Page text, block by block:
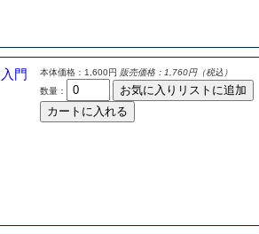
門
本体価格：1,600円 販売価格：1,760円（税込）
数量：
お気に入りリストに追加
カートに入れる